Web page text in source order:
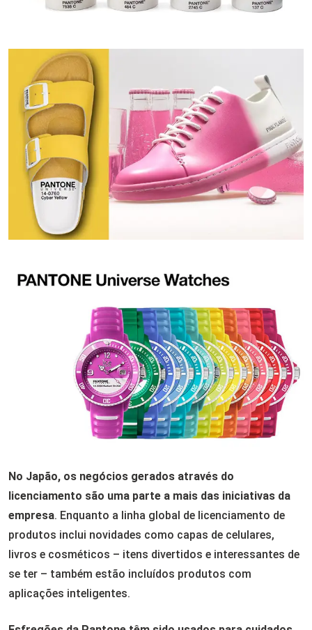
No Japão, os negócios gerados através do
licenciamento são uma parte a mais das iniciativas da
empresa. Enquanto a linha global de licenciamento de
produtos inclui novidades como capas de celulares,
livros e cosméticos – itens divertidos e interessantes de
se ter – também estão incluídos produtos com
aplicações inteligentes.